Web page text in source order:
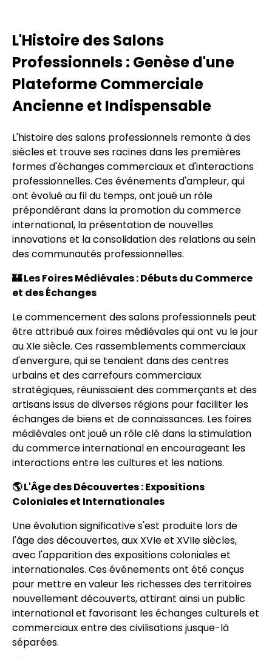
L'Histoire des Salons
Professionnels : Genèse d'une
Plateforme Commerciale
Ancienne et Indispensable
L'histoire des salons professionnels remonte à des
siècles et trouve ses racines dans les premières
formes d'échanges commerciaux et d'interactions
professionnelles. Ces événements d'ampleur, qui
ont évolué au fil du temps, ont joué un rôle
prépondérant dans la promotion du commerce
international, la présentation de nouvelles
innovations et la consolidation des relations au sein
des communautés professionnelles.
🏰 Les Foires Médiévales : Débuts du Commerce
et des Échanges
Le commencement des salons professionnels peut
être attribué aux foires médiévales qui ont vu le jour
au XIe siècle. Ces rassemblements commerciaux
d'envergure, qui se tenaient dans des centres
urbains et des carrefours commerciaux
stratégiques, réunissaient des commerçants et des
artisans issus de diverses régions pour faciliter les
échanges de biens et de connaissances. Les foires
médiévales ont joué un rôle clé dans la stimulation
du commerce international en encourageant les
interactions entre les cultures et les nations.
🌎 L'Âge des Découvertes : Expositions
Coloniales et Internationales
Une évolution significative s'est produite lors de
l'âge des découvertes, aux XVIe et XVIIe siècles,
avec l'apparition des expositions coloniales et
internationales. Ces événements ont été conçus
pour mettre en valeur les richesses des territoires
nouvellement découverts, attirant ainsi un public
international et favorisant les échanges culturels et
commerciaux entre des civilisations jusque-là
séparées.